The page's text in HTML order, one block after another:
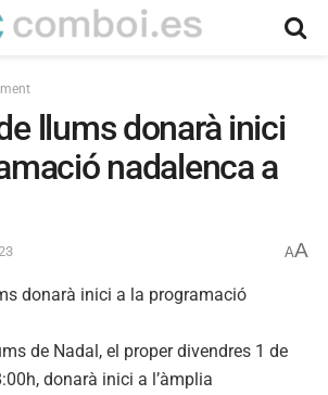
llums donarà inici
nadalenca a
AA
de Nadal, el proper divendres 1 de
donarà inici a l’àmplia